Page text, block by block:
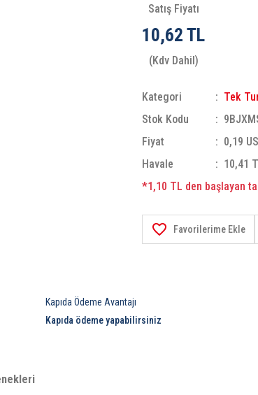
Satış Fiyatı
10,62 TL
(Kdv Dahil)
Kategori
Tek
Stok Kodu
Fiyat
0,19
Havale
10,41
*1,10 TL den başlayan
Kapıda Ödeme Avantajı
Kapıda ödeme yapabilirsiniz